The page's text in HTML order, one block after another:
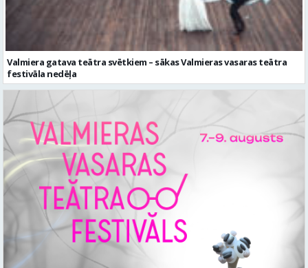
Valmiera gatava teātra svētkiem – sākas Valmieras vasaras teātra
festivāla nedēļa